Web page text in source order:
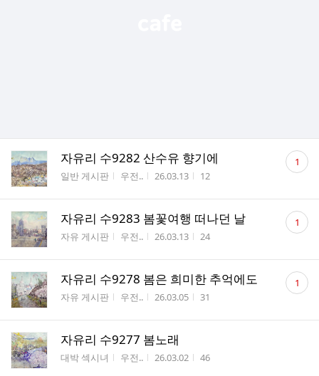
자유리 수9282 산수유 향기에
게시판명
일반 게시판 작성자
우전.. 작성시간
26.03.13 조회수
12
댓
글 1
자유리 수9283 봄꽃여행 떠나던 날
게시판명
자유 게시판 작성자
우전.. 작성시간
26.03.13 조회수
24
댓
글 1
자유리 수9278 봄은 희미한 추억에도
게시판명
자유 게시판 작성자
우전.. 작성시간
26.03.05 조회수
31
댓
글 1
자유리 수9277 봄노래
게시판명
대박 섹시녀 작성자
우전.. 작성시간
26.03.02 조회수
46